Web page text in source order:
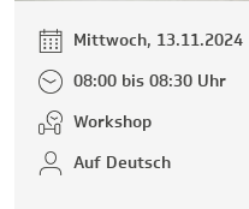
Mittwoch, 13.11.2024
08:00 bis 08:30 Uhr
Workshop
Auf Deutsch